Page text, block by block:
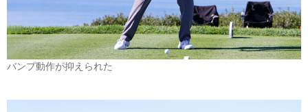
バンプ動作が抑えられた